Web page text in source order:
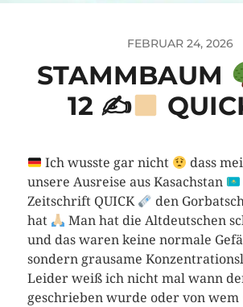
FEBRUAR 24, 2026
STAMMBAUM
12 ✍
Ich wusste gar nicht dass
unsere Ausreise aus Kasachstan
Zeitschrift QUICK
den
hat
Man hat die Altdeutschen
und das waren keine normale
sondern grausame
Leider weiß ich nicht mal wann
geschrieben wurde oder von wem